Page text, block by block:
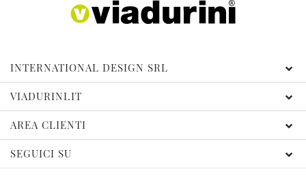
INTERNATIONAL DESIGN SRL
VIADURINI.IT
AREA CLIENTI
SEGUICI SU